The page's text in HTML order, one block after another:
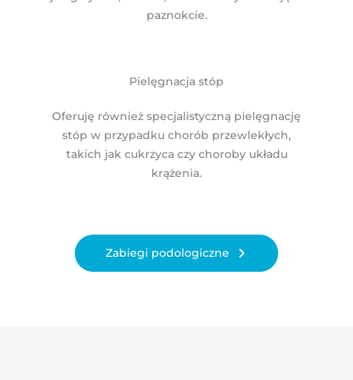
paznokcie.
Pielęgnacja stóp
Oferuję również specjalistyczną pielęgnację
stóp w przypadku chorób przewlekłych,
takich jak cukrzyca czy choroby układu
krążenia.
Zabiegi podologiczne